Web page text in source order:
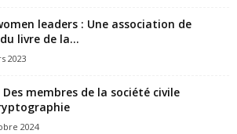
leaders : Une association de
livre de la...
2023
membres de la société civile
2024